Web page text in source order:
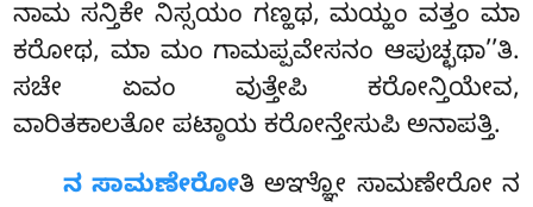
ನಾಮ ಸನ್ತಿಕೇ ನಿಸ್ಸಯಂ ಗಣ್ಹಥ, ಮಯ್ಹಂ ವತ್ತಂ ಮಾ
ಕರೋಥ, ಮಾ ಮಂ ಗಾಮಪ್ಪವೇಸನಂ ಆಪುಚ್ಛಥಾ’’ತಿ.
ಸಚೇ ಏವಂ ವುತ್ತೇಪಿ ಕರೋನ್ತಿಯೇವ,
ವಾರಿತಕಾಲತೋ ಪಟ್ಠಾಯ ಕರೋನ್ತೇಸುಪಿ ಅನಾಪತ್ತಿ.
ನ ಸಾಮಣೇರೋತಿ ಅಞ್ಞೋ ಸಾಮಣೇರೋ ನ